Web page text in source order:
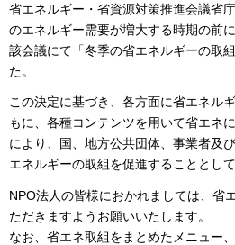
省エネルギー・省資源対策推進会議省
のエネルギー需要が増大する時期の前
該会議にて「冬季の省エネルギーの取
た。
この決定に基づき、各方面に省エネル
もに、各種コンテンツを用いて省エネ
により、国、地方公共団体、事業者及
エネルギーの取組を促進することとして
NPO法人の皆様におかれましては、省
ただきますようお願いいたします。
なお、省エネ取組をまとめたメニュー